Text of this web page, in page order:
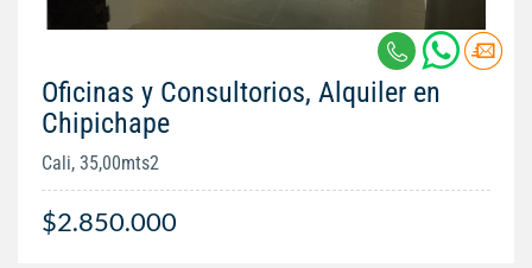
Oficinas y Consultorios, Alquiler en
Chipichape
Cali, 35,00mts2
$2.850.000